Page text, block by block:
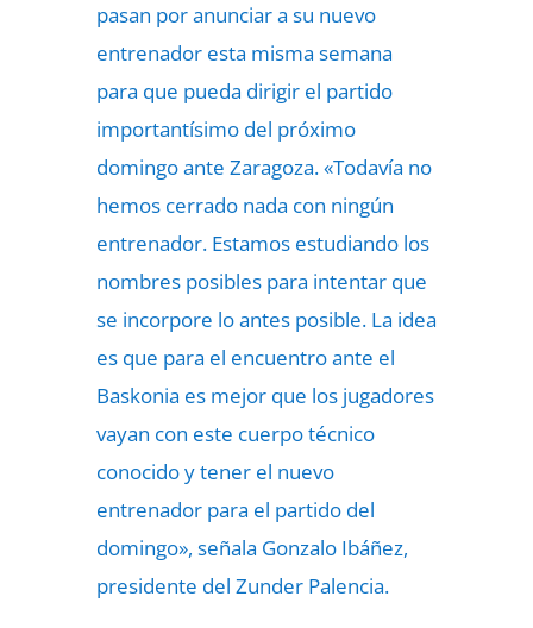
pasan por anunciar a su nuevo
entrenador esta misma semana
para que pueda dirigir el partido
importantísimo del próximo
domingo ante Zaragoza. «Todavía no
hemos cerrado nada con ningún
entrenador. Estamos estudiando los
nombres posibles para intentar que
se incorpore lo antes posible. La idea
es que para el encuentro ante el
Baskonia es mejor que los jugadores
vayan con este cuerpo técnico
conocido y tener el nuevo
entrenador para el partido del
domingo», señala Gonzalo Ibáñez,
presidente del Zunder Palencia.